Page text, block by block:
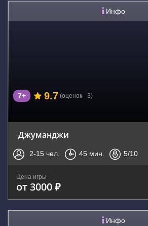
Инфо
7+ 9.7 (оценок - 3)
Джуманджи
2-15 чел. 45 мин. 5/10
Цена игры
от 3000 ₽
Инфо